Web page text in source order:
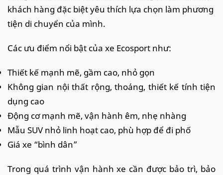
khách hàng đặc biệt yêu thích lựa chọn làm phương
tiện di chuyển của mình.
Các ưu điểm nổi bật của xe Ecosport như:
Thiết kế mạnh mẽ, gầm cao, nhỏ gọn
Không gian nội thất rộng, thoáng, thiết kế tính tiện
dụng cao
Động cơ mạnh mẽ, vận hành êm, nhẹ nhàng
Mẫu SUV nhỏ linh hoạt cao, phù hợp để đi phố
Giá xe “bình dân”
Trong quá trình vận hành xe cần được bảo trì, bảo